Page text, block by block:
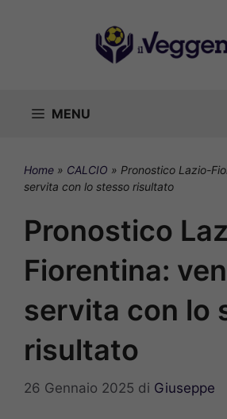
MENU
Home » CALCIO » Pronostico Lazio-
servita con lo stesso risultato
Pronostico
Fiorentina:
servita con lo
risultato
26 Gennaio 2025 di Giuseppe